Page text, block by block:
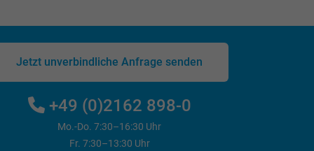
Jetzt unverbindliche Anfrage senden
+49 (0)2162 898-0
Mo.-Do. 7:30–16:30 Uhr
Fr. 7:30–13:30 Uhr